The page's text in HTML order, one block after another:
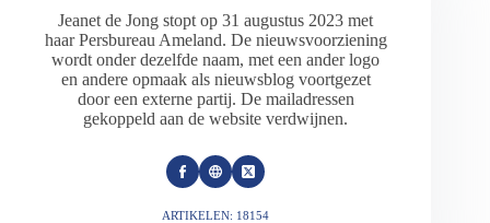
Jeanet de Jong stopt op 31 augustus 2023 met
haar Persbureau Ameland. De nieuwsvoorziening
wordt onder dezelfde naam, met een ander logo
en andere opmaak als nieuwsblog voortgezet
door een externe partij. De mailadressen
gekoppeld aan de website verdwijnen.
ARTIKELEN: 18154